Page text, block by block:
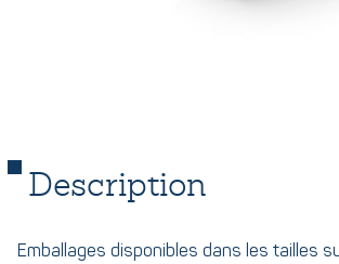
Description
Emballages disponibles dans les tailles